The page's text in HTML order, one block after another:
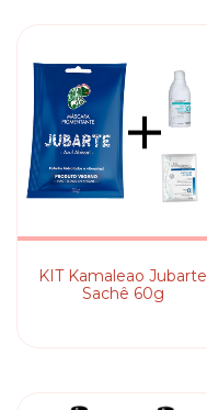
KIT Kamaleao Jubarte
Sachê 60g